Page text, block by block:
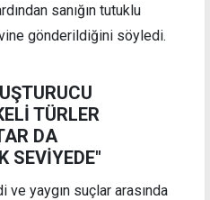
sanığın tutuklu
gönderildiğini söyledi.
TÜRLER
DA
SEVİYEDE"
ve yaygın suçlar arasında